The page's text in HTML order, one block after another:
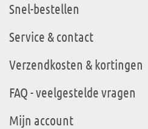
Snel-bestellen
Service & contact
Verzendkosten & kortingen
FAQ - veelgestelde vragen
Mijn account